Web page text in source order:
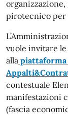
pirotecnico per
vuole invitare
alla
contestuale
manifestazioni
(fascia